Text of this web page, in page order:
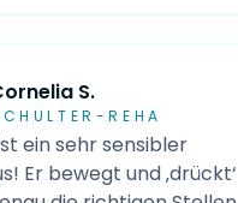
S.
REHA
ein sehr sensibler
Er bewegt und ‚drückt‘